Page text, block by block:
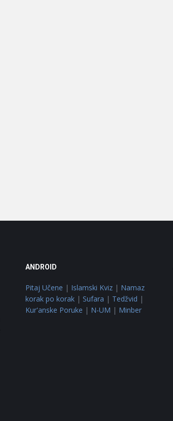
ANDROID
Pitaj Učene | Islamski Kviz| Namaz
korak po korak| Sufara | Tedžvid |
Kur'anske Poruke | N-UM | Minber